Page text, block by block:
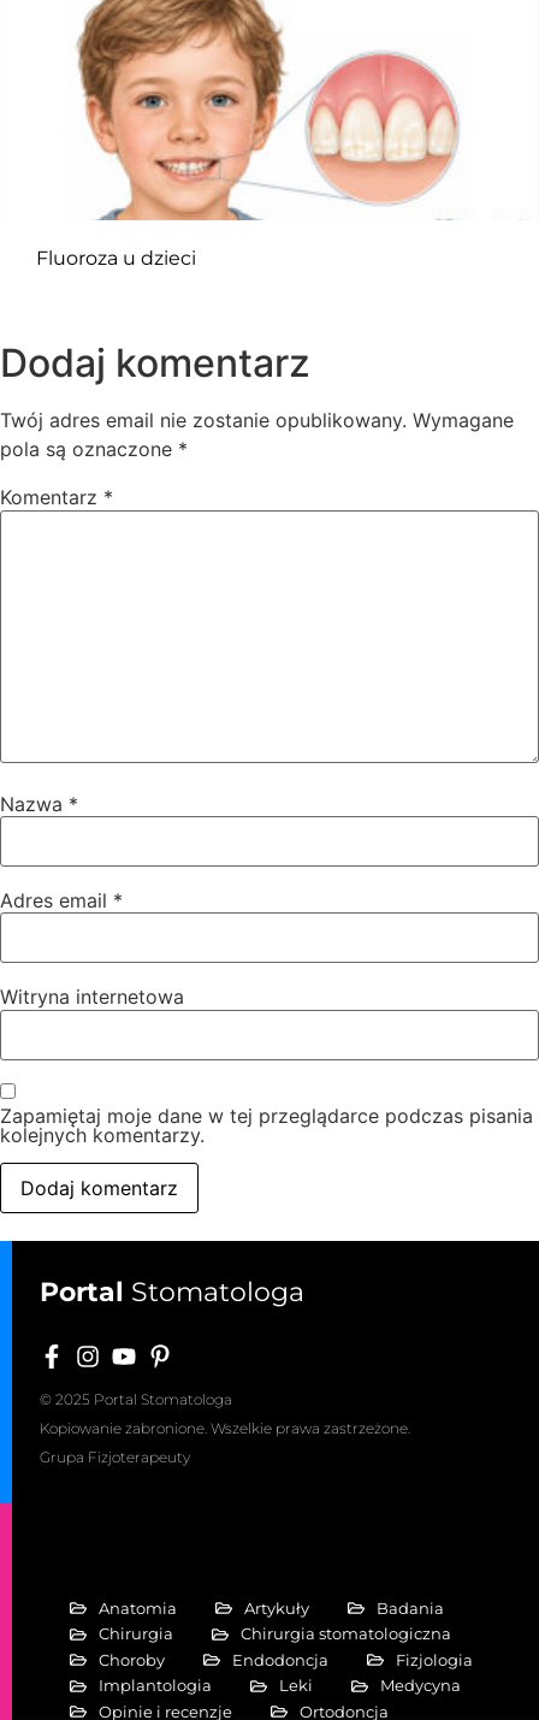
Fluoroza u dzieci
Dodaj komentarz
Twój adres email nie zostanie opublikowany. Wymagane
pola są oznaczone *
Komentarz *
Nazwa *
Adres email *
Witryna internetowa
Zapamiętaj moje dane w tej przeglądarce podczas pisania
kolejnych komentarzy.
Portal Stomatologa
© 2025 Portal Stomatologa
Kopiowanie zabronione. Wszelkie prawa zastrzeżone.
Grupa Fizjoterapeuty
Anatomia Artykuły
Badania
Chirurgia
Chirurgia stomatologiczna
Choroby
Endodoncja
Fizjologia
Implantologia
Leki
Medycyna
Opinie i recenzje
Ortodoncja